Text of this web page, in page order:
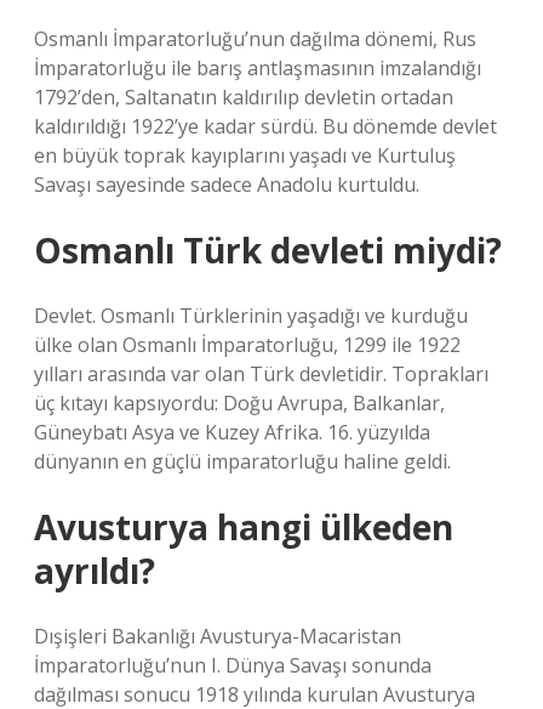
Osmanlı İmparatorluğu’nun dağılma dönemi, Rus
İmparatorluğu ile barış antlaşmasının imzalandığı
1792’den, Saltanatın kaldırılıp devletin ortadan
kaldırıldığı 1922’ye kadar sürdü. Bu dönemde devlet
en büyük toprak kayıplarını yaşadı ve Kurtuluş
Savaşı sayesinde sadece Anadolu kurtuldu.
Osmanlı Türk devleti miydi?
Devlet. Osmanlı Türklerinin yaşadığı ve kurduğu
ülke olan Osmanlı İmparatorluğu, 1299 ile 1922
yılları arasında var olan Türk devletidir. Toprakları
üç kıtayı kapsıyordu: Doğu Avrupa, Balkanlar,
Güneybatı Asya ve Kuzey Afrika. 16. yüzyılda
dünyanın en güçlü imparatorluğu haline geldi.
Avusturya hangi ülkeden
ayrıldı?
Dışişleri Bakanlığı Avusturya-Macaristan
İmparatorluğu’nun I. Dünya Savaşı sonunda
dağılması sonucu 1918 yılında kurulan Avusturya